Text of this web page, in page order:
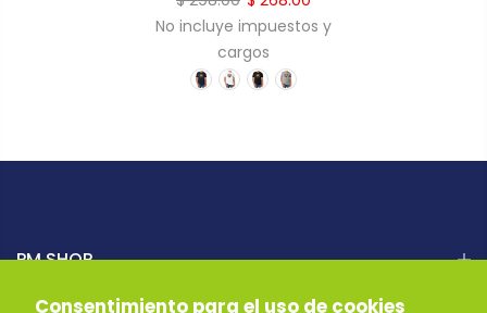
Consentimiento para el uso de cookies
No incluye impuestos y
cargos
PM SHOP